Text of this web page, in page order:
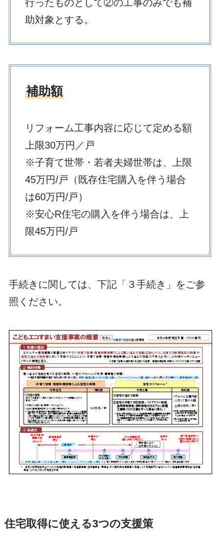
行ったものとして②の工事のみでも補
助対象とする。
補助額
リフォーム工事内容に応じて定める額
上限30万円／戸
※子育て世帯・若者夫婦世帯は、上限
45万円/戸（既存住宅購入を伴う場合
は60万円/戸）
※安心R住宅の購入を伴う場合は、上
限45万円/戸
手続きに関しては、下記「３手続き」をご参
照ください。
住宅取得に使える3つの支援策